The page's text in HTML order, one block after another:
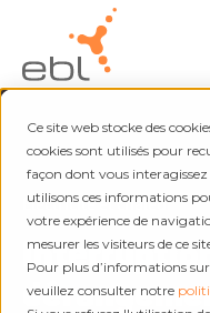
Ce site web stocke des
cookies sont utilisés pour
façon dont vous
utilisons ces informations
votre expérience de
mesurer les visiteurs de ce
Pour plus d’informations
veuillez consulter notre
Électricité et chaleur